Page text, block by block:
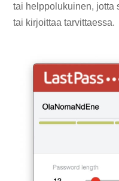
tai helppolukuinen, jotta
tai kirjoittaa tarvittaessa.